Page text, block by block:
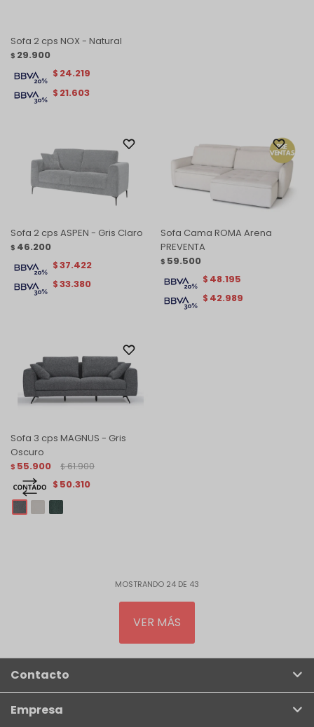
Sofa 2 cps NOX - Natural
$ 29.900
$ 21.603
$ 24.219
Sofa 2 cps ASPEN - Gris Claro
$ 46.200
$33.380
$37.422
Sofa Cama ROMA Arena
PREVENTA
$ 59.500
$ 42.989
$ 48.195
Sofa 3 cps MAGNUS - Gris
Oscuro
$ 55.900 $ 61.900
$ 50.310
MOSTRANDO 24 DE 43
VER MÁS
Contacto
Empresa